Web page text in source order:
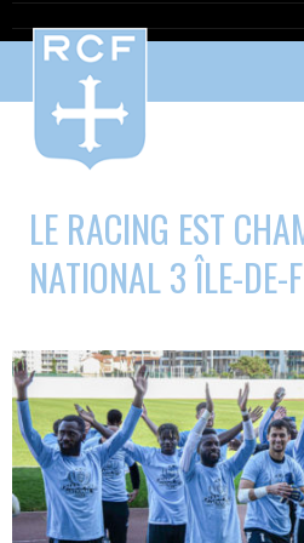
LE RACING EST
NATIONAL 3 ÎLE-DE-